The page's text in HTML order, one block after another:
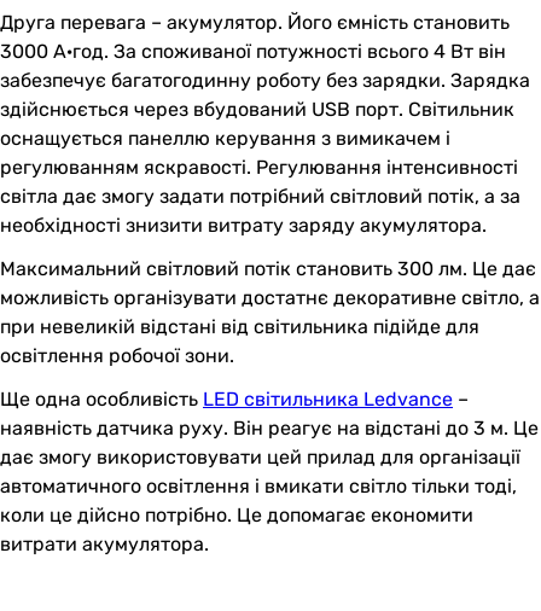
Друга перевага – акумулятор. Його ємність становить
3000 А·год. За споживаної потужності всього 4 Вт він
забезпечує багатогодинну роботу без зарядки. Зарядка
здійснюється через вбудований USB порт. Світильник
оснащується панеллю керування з вимикачем і
регулюванням яскравості. Регулювання інтенсивності
світла дає змогу задати потрібний світловий потік, а за
необхідності знизити витрату заряду акумулятора.
Максимальний світловий потік становить 300 лм. Це дає
можливість організувати достатнє декоративне світло, а
при невеликій відстані від світильника підійде для
освітлення робочої зони.
Ще одна особливість LED світильника Ledvance –
наявність датчика руху. Він реагує на відстані до 3 м. Це
дає змогу використовувати цей прилад для організації
автоматичного освітлення і вмикати світло тільки тоді,
коли це дійсно потрібно. Це допомагає економити
витрати акумулятора.